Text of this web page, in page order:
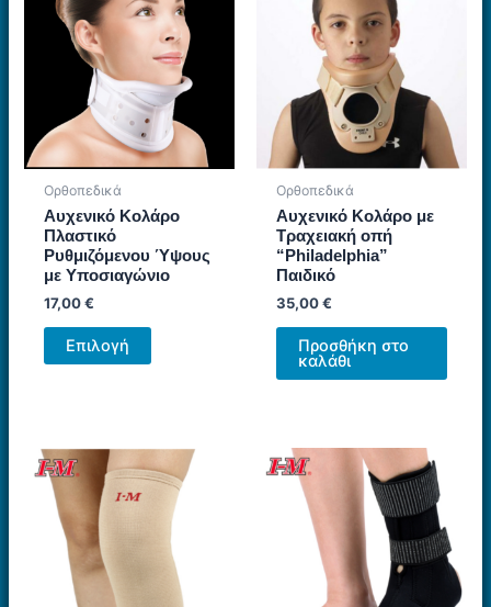
Ορθοπεδικά
Αυχενικό Κολάρο
Πλαστικό
Ρυθμιζόμενου Ύψους
με Υποσιαγώνιο
17,00€
Επιλογή
Αυτό
το
παραλλαγές.
Οι
επιλογές
μπορούν
επιλεγούν
Ορθοπεδικά
Αυχενικό Κολάρο με
Τραχειακή οπή
“Philadelphia”
Παιδικό
35,00€
Προσθήκη στο
καλάθι